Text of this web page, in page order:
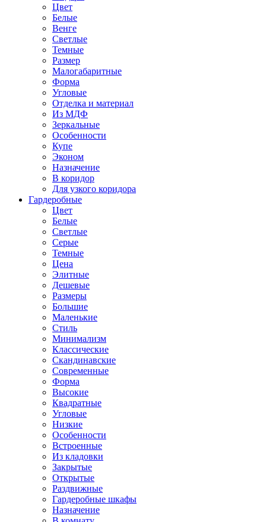
Цвет
Белые
Венге
Светлые
Темные
Размер
Малогабаритные
Форма
Угловые
Отделка и материал
Из МДФ
Зеркальные
Особенности
Купе
Эконом
Назначение
В коридор
Для узкого коридора
Гардеробные
Цвет
Белые
Светлые
Серые
Темные
Цена
Элитные
Дешевые
Размеры
Большие
Маленькие
Стиль
Минимализм
Классические
Скандинавские
Современные
Форма
Высокие
Квадратные
Угловые
Низкие
Особенности
Встроенные
Из кладовки
Закрытые
Открытые
Раздвижные
Гардеробные шкафы
Назначение